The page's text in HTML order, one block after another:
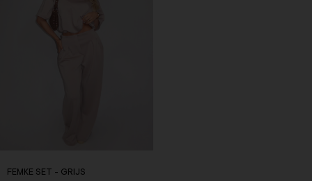
FEMKE SET - GRIJS